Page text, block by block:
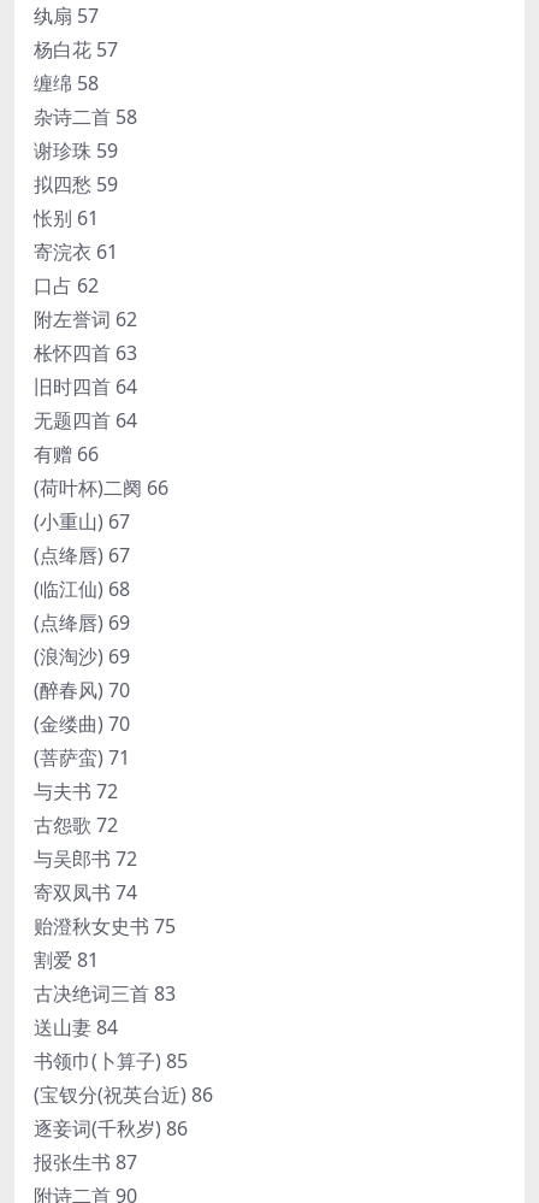
纨扇 57
杨白花 57
缠绵 58
杂诗二首 58
谢珍珠 59
拟四愁 59
怅别 61
寄浣衣 61
口占 62
附左誉词 62
枨怀四首 63
旧时四首 64
无题四首 64
有赠 66
(荷叶杯)二阕 66
(小重山) 67
(点绛唇) 67
(临江仙) 68
(点绛唇) 69
(浪淘沙) 69
(醉春风) 70
(金缕曲) 70
(菩萨蛮) 71
与夫书 72
古怨歌 72
与吴郎书 72
寄双凤书 74
贻澄秋女史书 75
割爱 81
古决绝词三首 83
送山妻 84
书领巾(卜算子) 85
(宝钗分(祝英台近) 86
逐妾词(千秋岁) 86
报张生书 87
附诗二首 90